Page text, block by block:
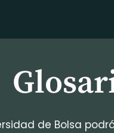
de Bolsa